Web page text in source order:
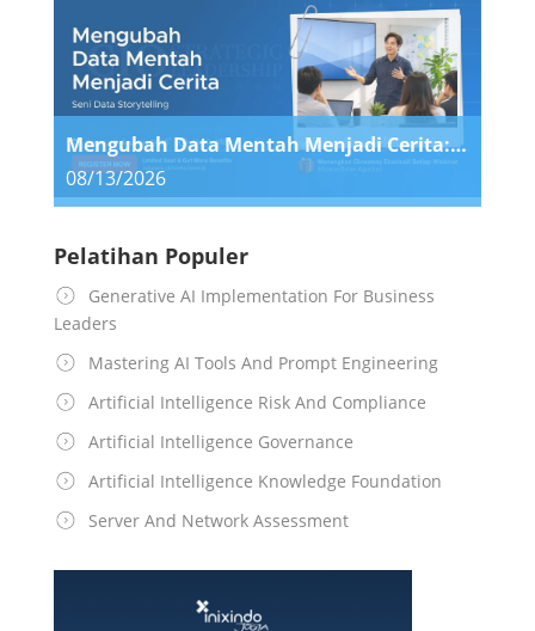
Mengubah Data Mentah Menjadi Cerita: Seni Data Storytelling
08/13/2026
Pelatihan Populer
Generative AI Implementation For Business
Leaders
Mastering AI Tools And Prompt Engineering
Artificial Intelligence Risk And Compliance
Artificial Intelligence Governance
Artificial Intelligence Knowledge Foundation
Server And Network Assessment